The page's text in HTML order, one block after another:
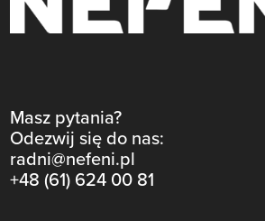
Masz pytania?
Odezwij się do nas:
radni@nefeni.pl
+48 (61) 624 00 81